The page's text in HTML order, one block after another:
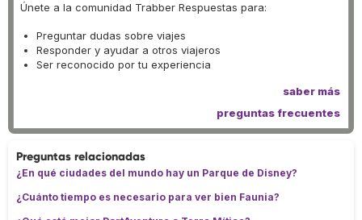
Únete a la comunidad Trabber Respuestas para:
Preguntar dudas sobre viajes
Responder y ayudar a otros viajeros
Ser reconocido por tu experiencia
saber más
preguntas frecuentes
Preguntas relacionadas
¿En qué ciudades del mundo hay un Parque de Disney?
¿Cuánto tiempo es necesario para ver bien Faunia?